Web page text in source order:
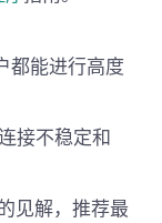
能进行高度
接不稳定和
见解，推荐最